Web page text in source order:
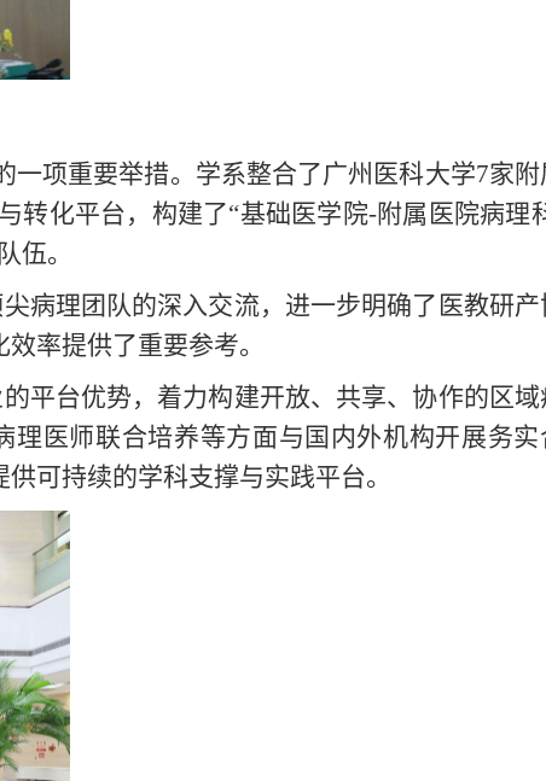
一项重要举措。学系整合了广州医科大学7家附
转化平台，构建了“基础医学院-附属医院病理
伍。
病理团队的深入交流，进一步明确了医教研产
率提供了重要参考。
平台优势，着力构建开放、共享、协作的区域
医师联合培养等方面与国内外机构开展务实
可持续的学科支撑与实践平台。